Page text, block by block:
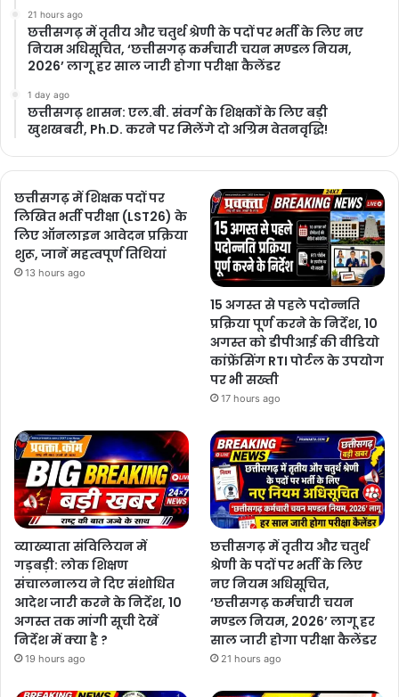
21 hours ago
छत्तीसगढ़ में तृतीय और चतुर्थ श्रेणी के पदों पर भर्ती के लिए नए
नियम अधिसूचित, ‘छत्तीसगढ़ कर्मचारी चयन मण्डल नियम,
2026’ लागू हर साल जारी होगा परीक्षा कैलेंडर
1 day ago
छत्तीसगढ़ शासन: एल.बी. संवर्ग के शिक्षकों के लिए बड़ी
खुशखबरी, Ph.D. करने पर मिलेंगे दो अग्रिम वेतनवृद्धि!
छत्तीसगढ़ में शिक्षक पदों पर
लिखित भर्ती परीक्षा (LST26) के
लिए ऑनलाइन आवेदन प्रक्रिया
शुरू, जानें महत्वपूर्ण तिथियां
13 hours ago
15 अगस्त से पहले पदोन्नति
प्रक्रिया पूर्ण करने के निर्देश, 10
अगस्त को डीपीआई की वीडियो
कांफ्रेंसिंग RTI पोर्टल के उपयोग
पर भी सख्ती
17 hours ago
​
व्याख्याता संविलियन में
गड़बड़ी: लोक शिक्षण
संचालनालय ने दिए संशोधित
आदेश जारी करने के निर्देश, 10
अगस्त तक मांगी सूची देखें
निर्देश में क्या है ?
19 hours ago
छत्तीसगढ़ में तृतीय और चतुर्थ
श्रेणी के पदों पर भर्ती के लिए
नए नियम अधिसूचित,
‘छत्तीसगढ़ कर्मचारी चयन
मण्डल नियम, 2026’ लागू हर
साल जारी होगा परीक्षा कैलेंडर
21 hours ago